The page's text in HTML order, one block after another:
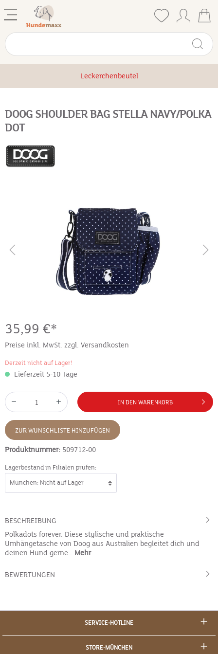
Leckerchenbeutel
DOOG SHOULDER BAG STELLA NAVY/POLKA
DOT
35,99 €*
Preise inkl. MwSt. zzgl. Versandkosten
Derzeit nicht auf Lager!
Lieferzeit 5-10 Tage
IN DEN WARENKORB
ZUR WUNSCHLISTE HINZUFÜGEN
Produktnummer: 509712-00
Lagerbestand in Filialen prüfen:
BESCHREIBUNG
Polkadots forever. Diese stylische und praktische
Umhängetasche von Doog aus Australien begleitet dich und
deinen Hund gerne… Mehr
BEWERTUNGEN
SERVICE-HOTLINE
STORE-MÜNCHEN